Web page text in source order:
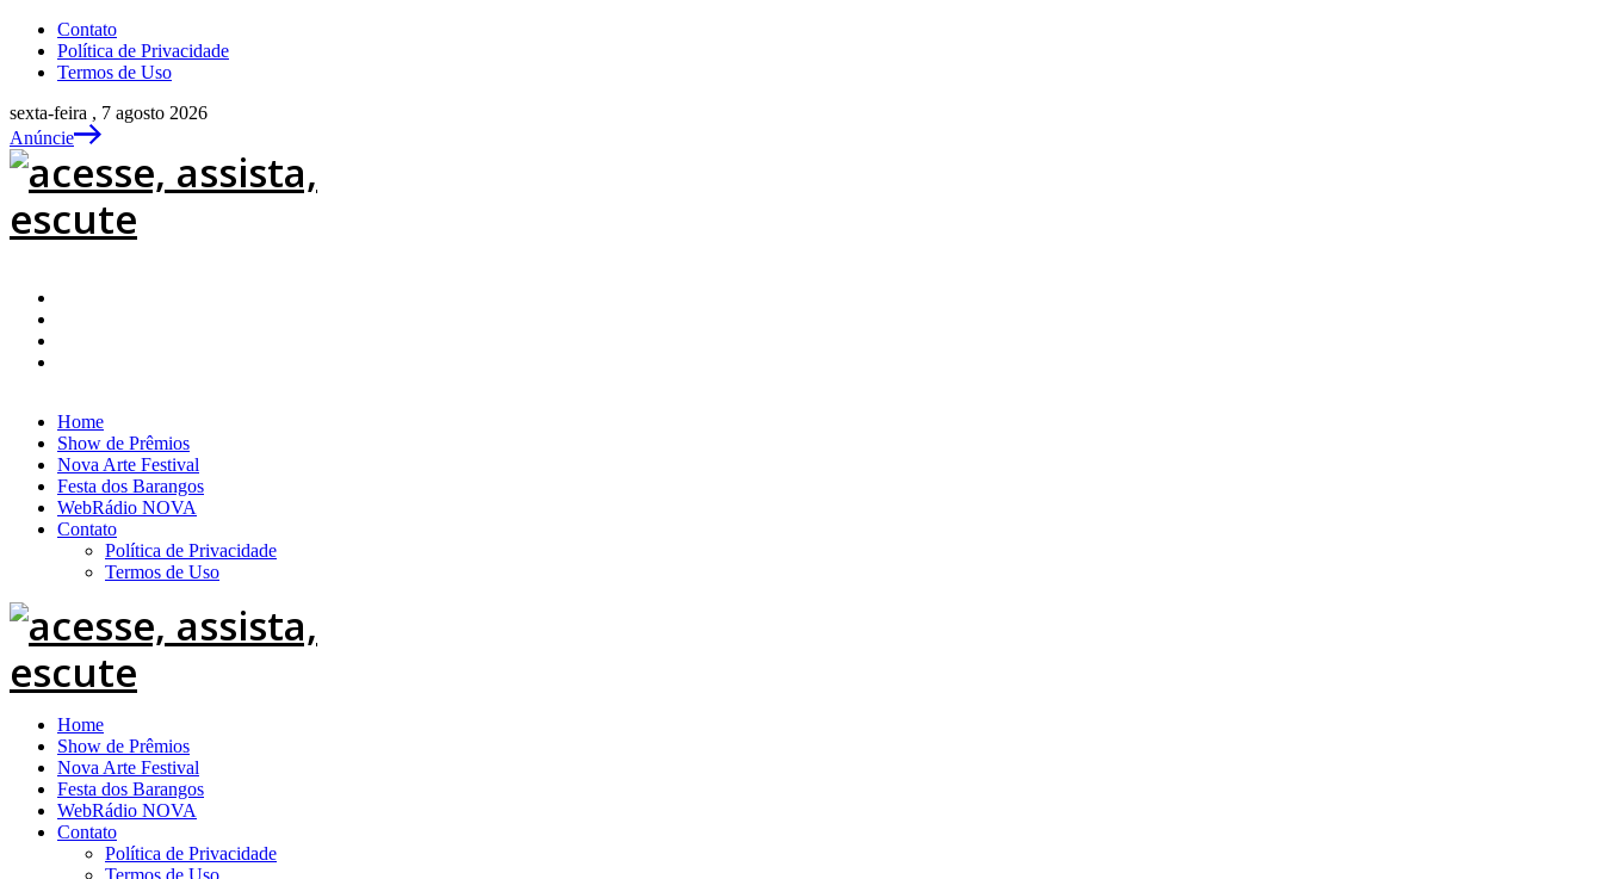
Contato
Política de Privacidade
Termos de Uso
sexta-feira , 7 agosto 2026
Anúncie
Home
Show de Prêmios
Nova Arte Festival
Festa dos Barangos
WebRádio NOVA
Contato
Política de Privacidade
Termos de Uso
Home
Show de Prêmios
Nova Arte Festival
Festa dos Barangos
WebRádio NOVA
Contato
Política de Privacidade